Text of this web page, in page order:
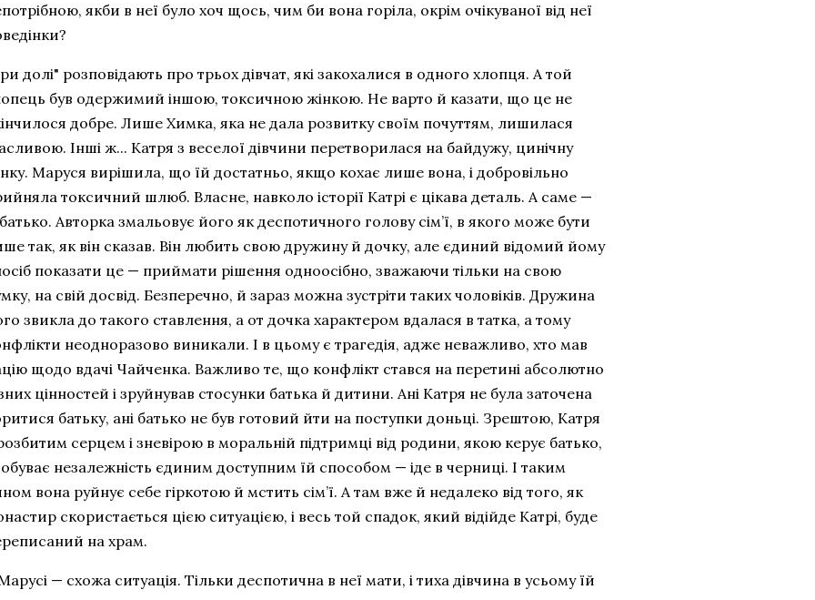
якби в неї було хоч щось, чим би вона горіла, окрім очікуваної від неї
долі" розповідають про трьох дівчат, які закохалися в одного хлопця. А той
був одержимий іншою, токсичною жінкою. Не варто й казати, що це не
добре. Лише Химка, яка не дала розвитку своїм почуттям, лишилася
Інші ж... Катря з веселої дівчини перетворилася на байдужу, цинічну
Маруся вирішила, що їй достатньо, якщо кохає лише вона, і добровільно
токсичний шлюб. Власне, навколо історії Катрі є цікава деталь. А саме —
батько. Авторка змальовує його як деспотичного голову сім’ї, в якого може бути
так, як він сказав. Він любить свою дружину й дочку, але єдиний відомий йому
показати це — приймати рішення одноосібно, зважаючи тільки на свою
на свій досвід. Безперечно, й зараз можна зустріти таких чоловіків. Дружина
звикла до такого ставлення, а от дочка характером вдалася в татка, а тому
неодноразово виникали. І в цьому є трагедія, адже неважливо, хто мав
щодо вдачі Чайченка. Важливо те, що конфлікт стався на перетині абсолютно
цінностей і зруйнував стосунки батька й дитини. Ані Катря не була заточена
батьку, ані батько не був готовий йти на поступки доньці. Зрештою, Катря
серцем і зневірою в моральній підтримці від родини, якою керує батько,
незалежність єдиним доступним їй способом — іде в черниці. І таким
вона руйнує себе гіркотою й мстить сім’ї. А там вже й недалеко від того, як
скористається цією ситуацією, і весь той спадок, який відійде Катрі, буде
на храм.
— схожа ситуація. Тільки деспотична в неї мати, і тиха дівчина в усьому їй